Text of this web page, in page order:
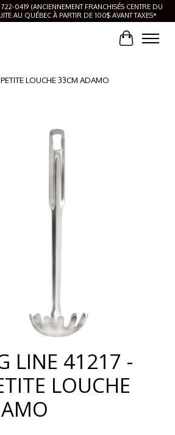
0419 (ANCIENNEMENT FRANCHISÉS CENTRE DU
AU QUÉBEC À PARTIR DE 100$ AVANT TAXES*
Panier
LOUCHE 33CM ADAMO
slideshow Items
LINE 41217 -
LOUCHE